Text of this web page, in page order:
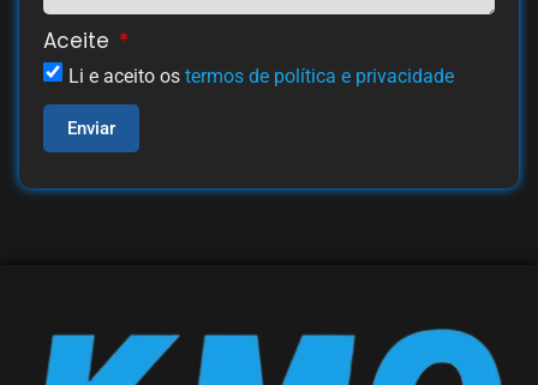
Aceite
Li e aceito os termos de política e privacidade
Enviar